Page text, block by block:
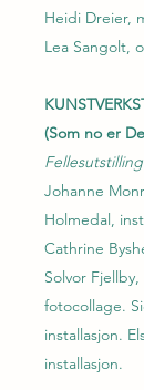
Heidi Dreier,
Lea Sangolt,
(Som no er
Johanne
Holmedal,
Cathrine
Solvor
fotocollage.
installasjon.
installasjon.